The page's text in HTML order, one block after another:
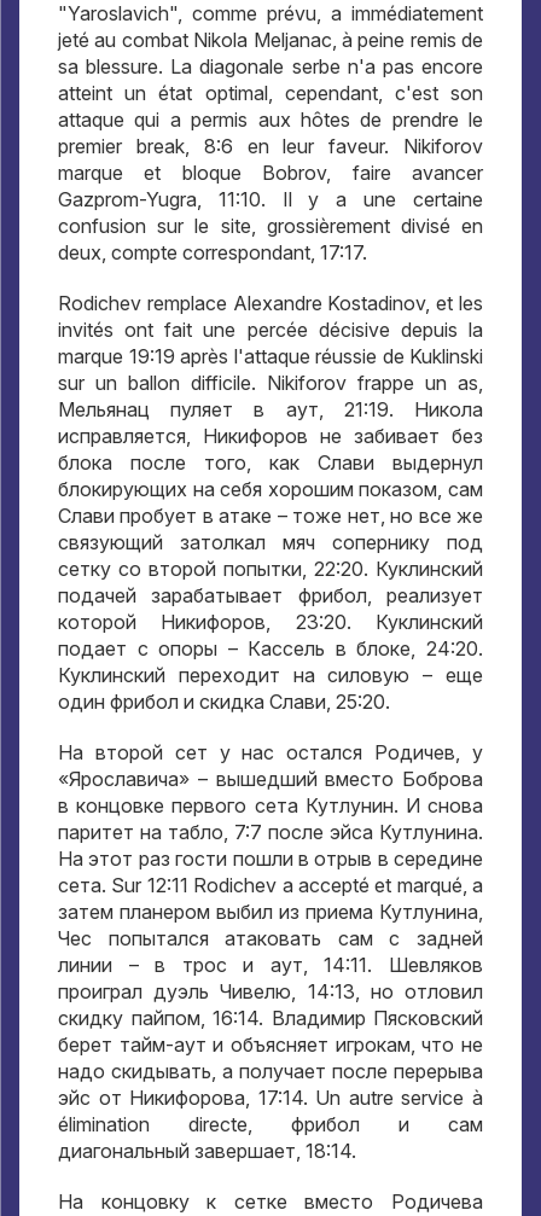
"Yaroslavich", comme prévu, a immédiatement
jeté au combat Nikola Meljanac, à peine remis de
sa blessure. La diagonale serbe n'a pas encore
atteint un état optimal, cependant, c'est son
attaque qui a permis aux hôtes de prendre le
premier break, 8:6 en leur faveur. Nikiforov
marque et bloque Bobrov, faire avancer
Gazprom-Yugra, 11:10. Il y a une certaine
confusion sur le site, grossièrement divisé en
deux, compte correspondant, 17:17.
Rodichev remplace Alexandre Kostadinov, et les
invités ont fait une percée décisive depuis la
marque 19:19 après l'attaque réussie de Kuklinski
sur un ballon difficile. Nikiforov frappe un as,
Мельянац пуляет в аут, 21:19. Никола
исправляется, Никифоров не забивает без
блока после того, как Слави выдернул
блокирующих на себя хорошим показом,сам
Слави пробует в атаке – тоже нет,но все же
связующий затолкал мяч сопернику под
сетку со второй попытки, 22:20. Куклинский
подачей зарабатывает фрибол,реализует
которой Никифоров, 23:20. Куклинский
подает с опоры – Кассель в блоке, 24:20.
Куклинский переходит на силовую – еще
один фрибол и скидка Слави, 25:20.
На второй сет у нас остался Родичев,у
«Ярославича» – вышедший вместо Боброва
в концовке первого сета Кутлунин. И снова
паритет на табло, 7:7 после эйса Кутлунина.
На этот раз гости пошли в отрыв в середине
сета. Sur 12:11 Rodichev a accepté et marqué, а
затем планером выбил из приема Кутлунина,
Чес попытался атаковать сам с задней
линии – в трос и аут, 14:11. Шевляков
проиграл дуэль Чивелю, 14:13, но отловил
скидку пайпом, 16:14. Владимир Пясковский
берет тайм-аут и объясняет игрокам,что не
надо скидывать, а получает после перерыва
эйс от Никифорова, 17:14. Un autre service à
élimination directe, фрибол и сам
диагональный завершает, 18:14.
На концовку к сетке вместо Родичева